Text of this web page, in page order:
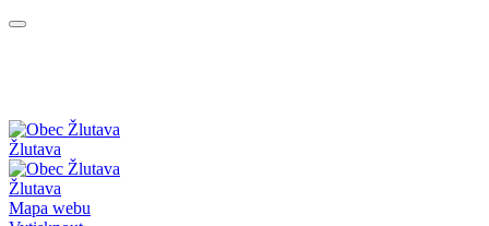
Žlutava
Žlutava
Mapa webu